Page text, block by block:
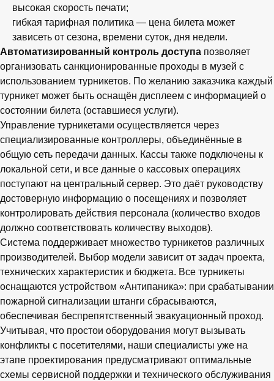
высокая скорость печати;
гибкая тарифная политика — цена билета может
зависеть от сезона, времени суток, дня недели.
Автоматизированный контроль доступа позволяет
организовать санкционированные проходы в музей с
использованием турникетов. По желанию заказчика каждый
турникет может быть оснащён дисплеем с информацией о
состоянии билета (оставшиеся услуги).
Управление турникетами осуществляется через
специализированные контроллеры, объединённые в
общую сеть передачи данных. Кассы также подключены к
локальной сети, и все данные о кассовых операциях
поступают на центральный сервер. Это даёт руководству
достоверную информацию о посещениях и позволяет
контролировать действия персонала (количество входов
должно соответствовать количеству выходов).
Система поддерживает множество турникетов различных
производителей. Выбор модели зависит от задач проекта,
технических характеристик и бюджета. Все турникеты
оснащаются устройством «Антипаника»: при срабатывании
пожарной сигнализации штанги сбрасываются,
обеспечивая беспрепятственный эвакуационный проход.
Учитывая, что простои оборудования могут вызывать
конфликты с посетителями, наши специалисты уже на
этапе проектирования предусматривают оптимальные
схемы сервисной поддержки и технического обслуживания